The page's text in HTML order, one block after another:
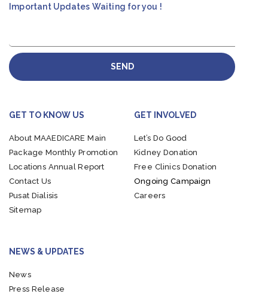
Important Updates Waiting for you !
SEND
GET TO KNOW US
About MAAEDICARE Main
Package Monthly Promotion
Locations Annual Report
Contact Us
Pusat Dialisis
Sitemap
GET INVOLVED
Let’s Do Good
Kidney Donation
Free Clinics Donation
Ongoing Campaign
Careers
NEWS & UPDATES
News
Press Release